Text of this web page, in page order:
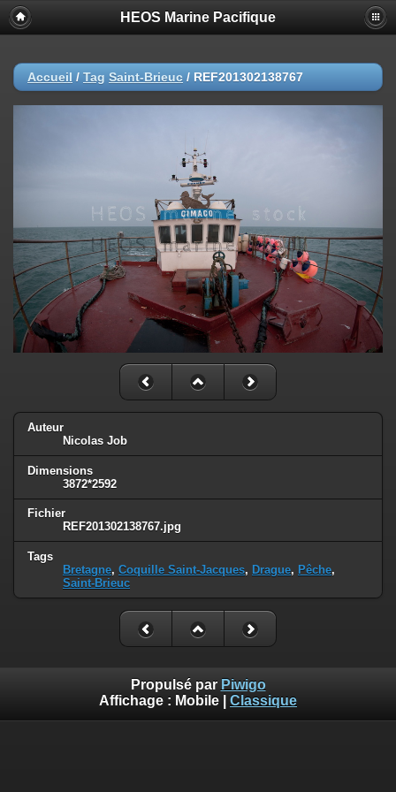
HEOS Marine Pacifique
Accueil / Tag Saint-Brieuc / REF201302138767
Auteur
Nicolas Job
Dimensions
3872*2592
Fichier
REF201302138767.jpg
Tags
Bretagne, Coquille Saint-Jacques, Drague, Pêche,
Saint-Brieuc
Propulsé par Piwigo
Affichage : Mobile Classique